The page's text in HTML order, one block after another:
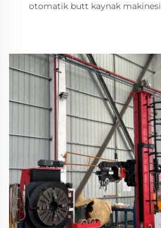
otomatik butt kaynak makinesi